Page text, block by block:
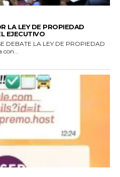
LA LEY DE PROPIEDAD
EJECUTIVO
DEBATE LA LEY DE PROPIEDAD
con...